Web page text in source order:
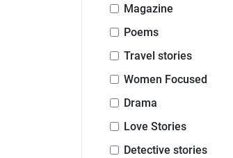
Magazine
Poems
Travel stories
Women Focused
Drama
Love Stories
Detective stories